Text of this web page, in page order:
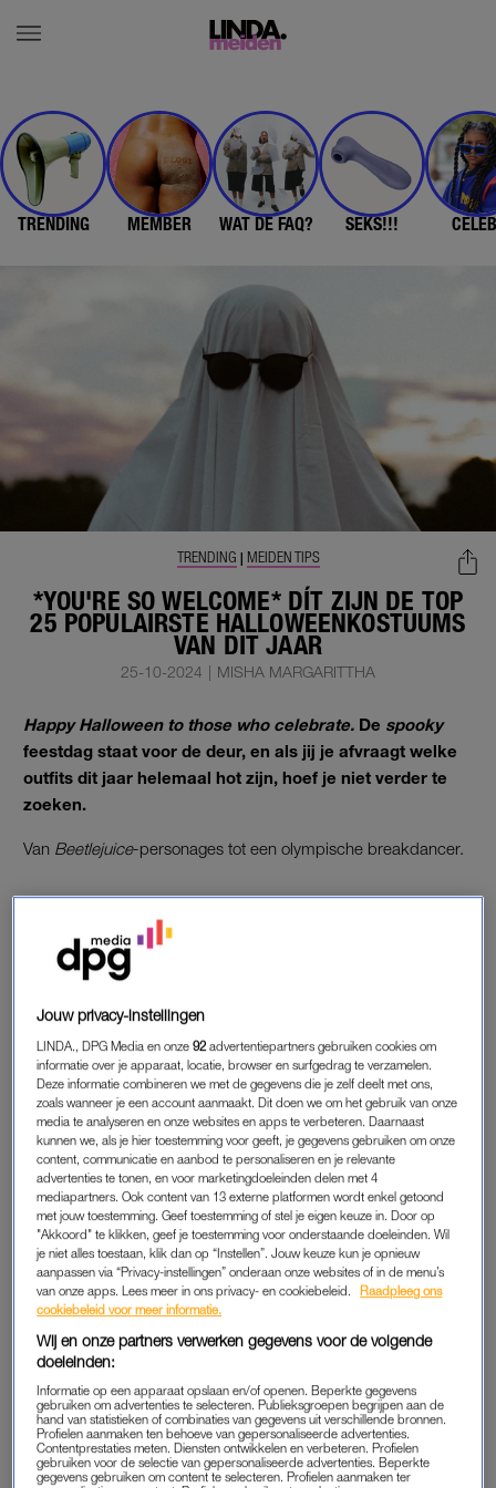
TRENDING MEMBER WAT DE FAQ? SEKS!!!
*YOU'RE SO WELCOME* DÍT ZIJN DE TOP
25 POPULAIRSTE HALLOWEENKOSTUUMS
VAN DIT JAAR
TRENDING | MEIDEN TIPS
25-10-2024 | MISHA MARGARITTHA
Happy Halloween to those who celebrate. De spooky
feestdag staat voor de deur, en als jij je afvraagt welke
outfits dit jaar helemaal hot zijn, hoef je niet verder te
zoeken.
Van Beetlejuice-personages tot een olympische breakdancer.
HALLOWEEN
De laatste dagen van oktober zijn in zicht en dat betekent:
Halloween! De Ierse feestdag wordt inmiddels wereldwijd
gevierd en ook in Nederland ontkom je niet meer aan een
verkleedfeestje. Toch blijft het elk jaar lastig om een outfit bij
elkaar te sprokkelen. Geen inspiratie? Geen zorgen, Google
heeft namelijk de 25 meest gezochte halloweenkostuums op
een rijtje gezet.
Dit jaar staan er een paar opvallende keuzes tussen, van
klassiekers tot verrassende nieuwkomers. Dus, ga jij gekleed
alspop culture iconof kies je je liever voor eenfilmpersonage
Aan opties geen gebrek. Vergeet alleen nooit: een cultuur is
geen kostuum. Houd het respectvol.
DÍT ZIJN DE POPULAIRSTE
HALLOWEENKOSTUUMS VAN 2024:
👻 Shrunken Head Bob, vanBeetlejuice
🎃Raygun
Jouw privacy-instellingen
LINDA., DPG Media en onze92 advertentiepartners gebruiken cookies om
informatie over je apparaat, locatie, browser en surfgedrag te verzamelen.
Deze informatie combineren we met de gegevens die je zelf deelt met ons,
zoals wanneer je een account aanmaakt. Dit doen we om het gebruik van onze
media te analyseren en onze websites en apps te verbeteren. Daarnaast
kunnen we, als je hier toestemming voor geeft, je gegevens gebruiken om onze
content, communicatie en aanbod te personaliseren en je relevante
advertenties te tonen, en voor marketingdoeleinden delen met 4
mediapartners. Ook content van 13 externe platformen wordt enkel getoond
met jouw toestemming. Geef toestemming of stel je eigen keuze in. Door op
"Akkoord" te klikken, geef je toestemming voor onderstaande doeleinden. Wil
je niet alles toestaan, klik dan op “Instellen”. Jouw keuze kun je opnieuw
aanpassen via “Privacy-instellingen” onderaan onze websites of in de menu’s
van onze apps. Lees meer in ons privacy- en cookiebeleid.
Raadpleeg ons
cookiebeleid voor meer informatie.
Wij en onze partners verwerken gegevens voor de volgende
doeleinden:
Informatie op een apparaat opslaan en/of openen. Beperkte gegevens
gebruiken om advertenties te selecteren. Publieksgroepen begrijpen aan de
hand van statistieken of combinaties van gegevens uit verschillende bronnen.
Profielen aanmaken ten behoeve van gepersonaliseerde advertenties.
Contentprestaties meten. Diensten ontwikkelen en verbeteren. Profielen
gebruiken voor de selectie van gepersonaliseerde advertenties. Beperkte
gegevens gebruiken om content te selecteren. Profielen aanmaken ter